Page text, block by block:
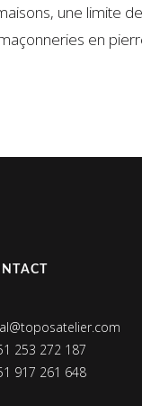
une limite
en
253 272 187
917 261 648